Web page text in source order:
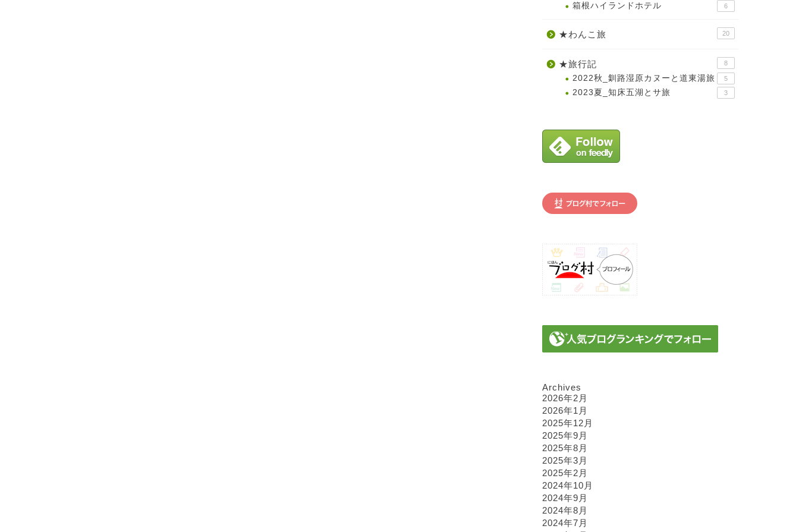
箱根ハイランドホテル 6
★わんこ旅 20
★旅行記 8
2022秋_釧路湿原カヌーと道東湯旅 5
2023夏_知床五湖とサ旅 3
Archives
2026年2月
2026年1月
2025年12月
2025年9月
2025年8月
2025年3月
2025年2月
2024年10月
2024年9月
2024年8月
2024年7月